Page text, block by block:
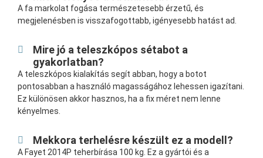
A fa markolat fogása természetesebb érzetű, és
megjelenésben is visszafogottabb, igényesebb hatást ad.
Mire jó a teleszkópos sétabot a
gyakorlatban?
A teleszkópos kialakítás segít abban, hogy a botot
pontosabban a használó magasságához lehessen igazítani.
Ez különösen akkor hasznos, ha a fix méret nem lenne
kényelmes.
Mekkora terhelésre készült ez a modell?
A Fayet 2014P teherbírása 100 kg. Ez a gyártói és a